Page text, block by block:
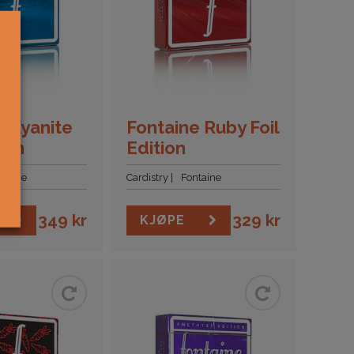
Kyanite
349 kr
Fontaine Ruby Foil
Edition
Cardistry Fontaine
KJØPE 329 kr